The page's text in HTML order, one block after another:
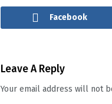
Facebook
Leave A Reply
Your email address will not